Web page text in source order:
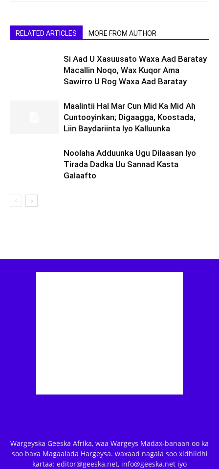
RELATED ARTICLES MORE FROM AUTHOR
Si Aad U Xasuusato Waxa Aad Baratay
Macallin Noqo, Wax Kuqor Ama
Sawirro U Rog Waxa Aad Baratay
Maalintii Hal Mar Cun Mid Ka Mid Ah
Cuntooyinkan; Digaagga, Koostada,
Liin Baydariinta Iyo Kalluunka
Noolaha Adduunka Ugu Dilaasan Iyo
Tirada Dadka Uu Sannad Kasta
Galaafto
Wargeyska Geeska Afrika, waa Wargeys Madax-banaan oo ka
soo baxa Magaalada Hargeysa. waxaad nagala soo xidhiidhi
kartaa: editor@geeska.net, info@geeska.net iyo